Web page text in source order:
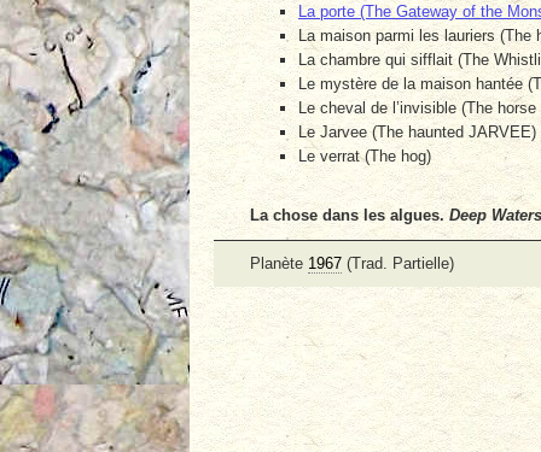
La porte (The Gateway of the
La maison parmi les lauriers (The
La chambre qui sifflait (The
Le mystère de la maison hantée
Le cheval de l’invisible (The
Le Jarvee (The haunted JARVEE)
Le verrat (The hog)
La chose dans les algues. Deep Waters
Planète 1967(Trad. Partielle)